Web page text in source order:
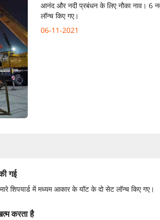
आनंद और नदी प्रबंधन के लिए नौका नाव। 6
लॉन्च किए गए।
06-11-2021
गई
शिपयार्ड में मध्यम आकार के यॉट के दो सेट लॉन्च किए गए।
करता है